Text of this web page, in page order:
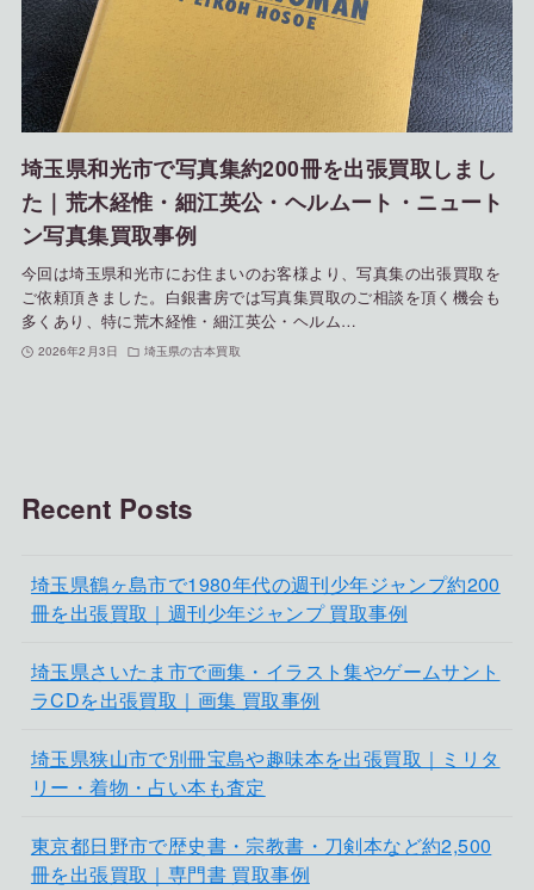
埼玉県和光市で写真集約200冊を出張買取しまし
た｜荒木経惟・細江英公・ヘルムート・ニュート
ン写真集買取事例
今回は埼玉県和光市にお住まいのお客様より、写真集の出張買取を
ご依頼頂きました。白銀書房では写真集買取のご相談を頂く機会も
多くあり、特に荒木経惟・細江英公・ヘルム…
2026年2月3日 埼玉県の古本買取
Recent Posts
埼玉県鶴ヶ島市で1980年代の週刊少年ジャンプ約200
冊を出張買取｜週刊少年ジャンプ 買取事例
埼玉県さいたま市で画集・イラスト集やゲームサント
ラCDを出張買取｜画集 買取事例
埼玉県狭山市で別冊宝島や趣味本を出張買取｜ミリタ
リー・着物・占い本も査定
東京都日野市で歴史書・宗教書・刀剣本など約2,500
冊を出張買取｜専門書 買取事例